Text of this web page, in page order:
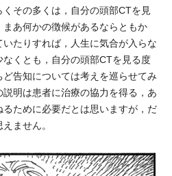
くその多くは，自分の頭部CTを見
あ何かの徴候があるならともか
たりすれば，人生に気合が入らな
なくとも，自分の頭部CTを見る度
告知については考えを巡らせてみ
明は患者に治療の協力を得る，あ
ために必要だとは思いますが，だ
ません。